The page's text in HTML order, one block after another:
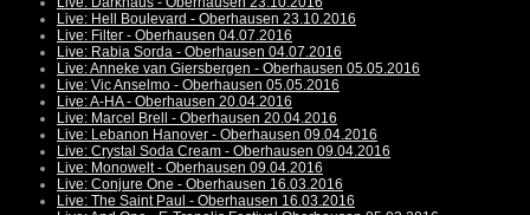
Live: Hell Boulevard - Oberhausen 23.10.2016
Live: Filter - Oberhausen 04.07.2016
Live: Rabia Sorda - Oberhausen 04.07.2016
Live: Anneke van Giersbergen - Oberhausen 05.05.2016
Live: Vic Anselmo - Oberhausen 05.05.2016
Live: A-HA - Oberhausen 20.04.2016
Live: Marcel Brell - Oberhausen 20.04.2016
Live: Lebanon Hanover - Oberhausen 09.04.2016
Live: Crystal Soda Cream - Oberhausen 09.04.2016
Live: Monowelt - Oberhausen 09.04.2016
Live: Conjure One - Oberhausen 16.03.2016
Live: The Saint Paul - Oberhausen 16.03.2016